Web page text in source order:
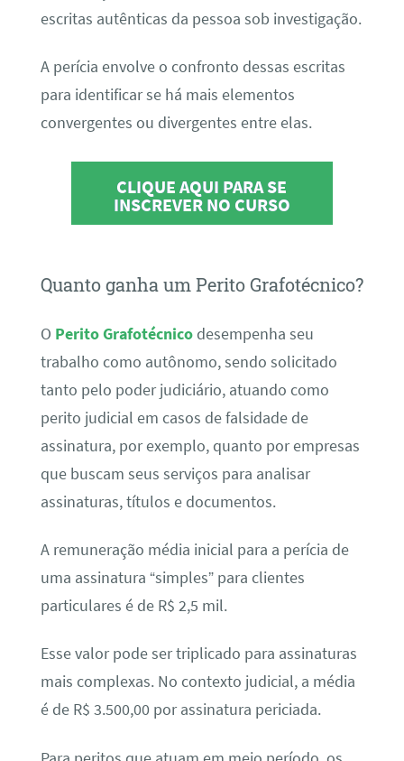
escritas autênticas da pessoa sob investigação.
A perícia envolve o confronto dessas escritas
para identificar se há mais elementos
convergentes ou divergentes entre elas.
CLIQUE AQUI PARA SE
INSCREVER NO CURSO
Quanto ganha um Perito Grafotécnico?
O Perito Grafotécnicodesempenha seu
trabalho como autônomo, sendo solicitado
tanto pelo poder judiciário, atuando como
perito judicial em casos de falsidade de
assinatura, por exemplo, quanto por empresas
que buscam seus serviços para analisar
assinaturas, títulos e documentos.
A remuneração média inicial para a perícia de
uma assinatura “simples” para clientes
particulares é de R$ 2,5 mil.
Esse valor pode ser triplicado para assinaturas
mais complexas. No contexto judicial, a média
é de R$ 3.500,00 por assinatura periciada.